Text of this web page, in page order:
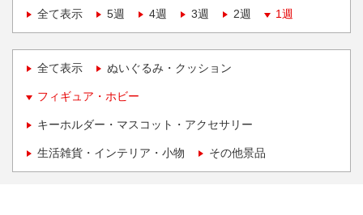
全て表示
5週 4週 3週 2週 1週
全て表示 ぬいぐるみ・クッション
フィギュア・ホビー
キーホルダー・マスコット・アクセサリー
生活雑貨・インテリア・小物 その他景品